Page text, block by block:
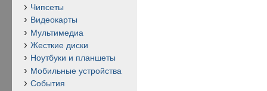
Чипсеты
Видеокарты
Мультимедиа
Жесткие диски
Ноутбуки и планшеты
Мобильные устройства
События